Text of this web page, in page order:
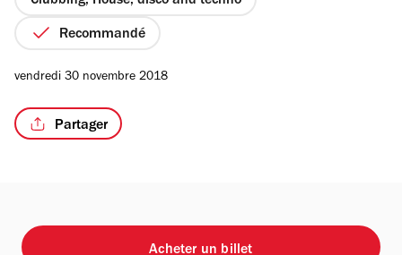
Recommandé
vendredi 30 novembre 2018
Partager
Acheter un billet